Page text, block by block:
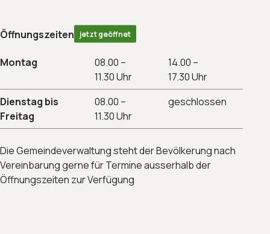
Öffnungszeiten jetzt geöffnet
Montag
08.00 –
11.30 Uhr
14.00 –
17.30 Uhr
Dienstag bis
Freitag
08.00 –
11.30 Uhr
geschlossen
Die Gemeindeverwaltung steht der Bevölkerung nach
Vereinbarung gerne für Termine ausserhalb der
Öffnungszeiten zur Verfügung